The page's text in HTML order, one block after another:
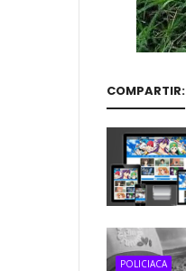
COMPARTIR:
POLICIACA